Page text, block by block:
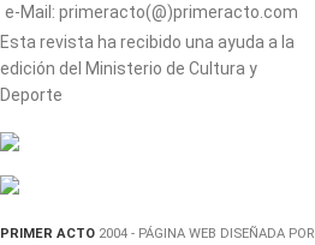
e-Mail: primeracto(@)primeracto.com
Esta revista ha recibido una ayuda a la
edición del Ministerio de Cultura y
Deporte
PRIMER ACTO 2004 - PÁGINA WEB DISEÑADA POR